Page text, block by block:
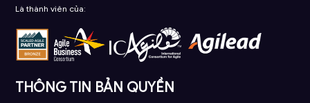
Là thành viên của:
THÔNG TIN BẢN QUYỀN